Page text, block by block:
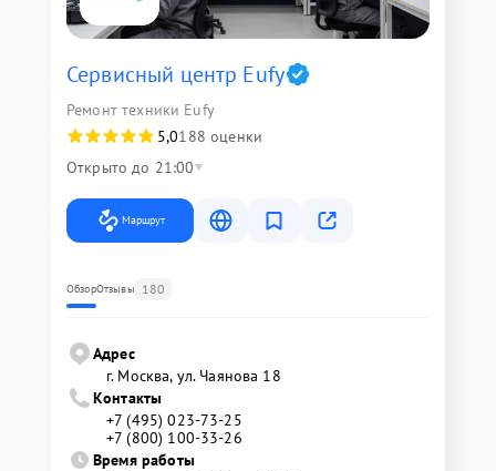
Сервисный центр Eufy
Ремонт техники Eufy
5,0188 оценки
Открыто до 21:00
Маршрут
ОбзорОтзывы 180
Адрес
г. Москва, ул. Чаянова 18
Контакты
+7 (495) 023-73-25
+7 (800) 100-33-26
Время работы